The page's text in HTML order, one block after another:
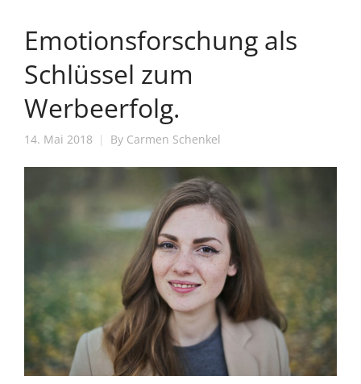
Emotionsforschung als
Schlüssel zum
Werbeerfolg.
14. Mai 2018 By Carmen Schenkel